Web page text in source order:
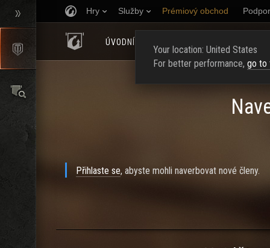
Hry Služby Prémiový obchod
ÚVODNÍ STRÁNKA
Přihlaste se, abyste mohli naverbovat nové členy.
Your location: United States
For better performance, go to